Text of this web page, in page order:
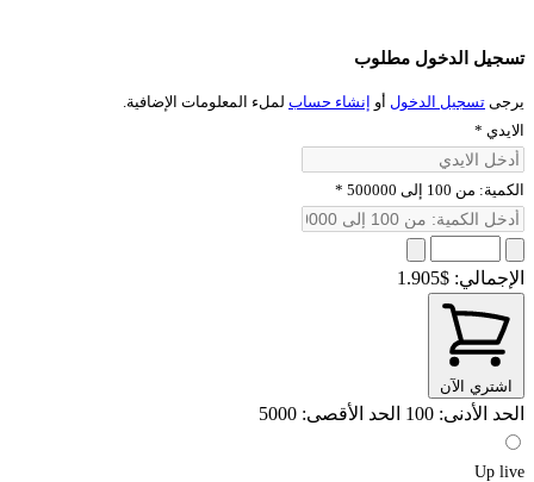
تسجيل الدخول مطلوب
يرجى تسجيل الدخول أو إنشاء حساب لملء المعلومات الإضافية.
الايدي *
الكمية: من 100 إلى 500000 *
الإجمالي: $1.905
اشتري الآن
الحد الأدنى: 100 الحد الأقصى: 5000
Up live